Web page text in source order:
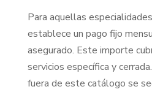
Para aquellas
establece un pago fijo
asegurado. Este importe
servicios específica y
fuera de este catálogo se